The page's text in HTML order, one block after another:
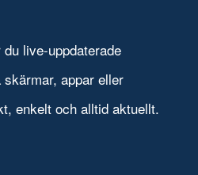
live-uppdaterade
appar eller
enkelt och alltid aktuellt.